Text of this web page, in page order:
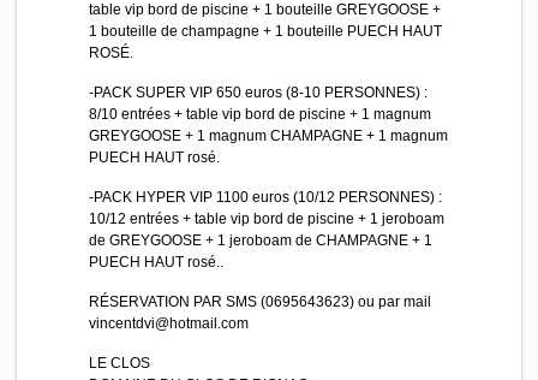
table vip bord de piscine + 1 bouteille GREYGOOSE +
1 bouteille de champagne + 1 bouteille PUECH HAUT
ROSÉ.
-PACK SUPER VIP 650 euros (8-10 PERSONNES) :
8/10 entrées + table vip bord de piscine + 1 magnum
GREYGOOSE + 1 magnum CHAMPAGNE + 1 magnum
PUECH HAUT rosé.
-PACK HYPER VIP 1100 euros (10/12 PERSONNES) :
10/12 entrées + table vip bord de piscine + 1 jeroboam
de GREYGOOSE + 1 jeroboam de CHAMPAGNE + 1
PUECH HAUT rosé..
RÉSERVATION PAR SMS (0695643623) ou par mail
vincentdvi@hotmail.com
LE CLOS